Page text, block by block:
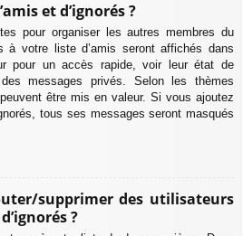
et d’ignorés ?
pour organiser les autres membres du
à votre liste d’amis seront affichés dans
pour un accès rapide, voir leur état de
messages privés. Selon les thèmes
être mis en valeur. Si vous ajoutez
tous ses messages seront masqués
supprimer des utilisateurs
?